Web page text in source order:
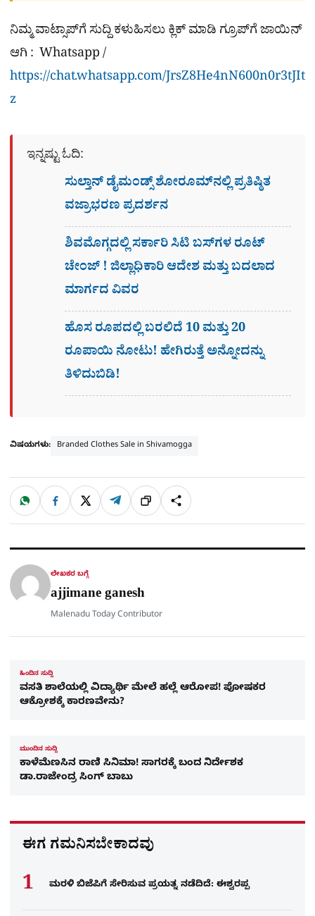
ನಿಮ್ಮ ವಾಟ್ಸಾಪ್​ಗೆ ಸುದ್ದಿ ಕಳುಹಿಸಲು ಕ್ಲಿಕ್​ ಮಾಡಿ ಗ್ರೂಪ್​ಗೆ ಜಾಯಿನ್
ಆಗಿ : Whatsapp /
https://chat.whatsapp.com/JrsZ8He4nN600n0r3tJIt
z
ಇನ್ನಷ್ಟು ಓದಿ:
ಸುಲ್ತಾನ್ ಡೈಮಂಡ್ಸ್ ಶೋರೂಮ್‌ನಲ್ಲಿ ಪ್ರತಿಷ್ಠಿತ
ವಜ್ರಾಭರಣ ಪ್ರದರ್ಶನ
ಶಿವಮೊಗ್ಗದಲ್ಲಿ ಸರ್ಕಾರಿ ಸಿಟಿ ಬಸ್​ಗಳ ರೂಟ್
ಚೇಂಜ್ ! ಜಿಲ್ಲಾಧಿಕಾರಿ ಆದೇಶ ಮತ್ತು ಬದಲಾದ
ಮಾರ್ಗದ ವಿವರ
ಹೊಸ ರೂಪದಲ್ಲಿ ಬರಲಿದೆ 10 ಮತ್ತು 20
ರೂಪಾಯಿ ನೋಟು! ಹೇಗಿರುತ್ತೆ ಅನ್ನೋದನ್ನು
ತಿಳಿದುಬಿಡಿ!
ವಿಷಯಗಳು: Branded Clothes Sale in Shivamogga
ಹಂಚಿಕೊಳ್ಳಿ
W
a
t
p
F
c
e
o
X T
l
e
a
ಲಿಂ
ಕ್
S
h
a
ಲೇಖಕರ ಬಗ್ಗೆ
ajjimane ganesh
Malenadu Today Contributor
ಹಿಂದಿನ ಸುದ್ದಿ
ವಸತಿ ಶಾಲೆಯಲ್ಲಿ ವಿದ್ಯಾರ್ಥಿ ಮೇಲೆ ಹಲ್ಲೆ ಆರೋಪ! ಪೋಷಕರ
ಆಕ್ರೋಶಕ್ಕೆ ಕಾರಣವೇನು?
ಮುಂದಿನ ಸುದ್ದಿ
ಕಾಳೆಮೆಣಸಿನ ರಾಣಿ ಸಿನಿಮಾ! ಸಾಗರಕ್ಕೆ ಬಂದ ನಿರ್ದೇಶಕ
ಡಾ.ರಾಜೇಂದ್ರ ಸಿಂಗ್ ಬಾಬು
ಈಗ ಗಮನಿಸಬೇಕಾದವು
ಮರಳಿ ಬಿಜೆಪಿಗೆ ಸೇರಿಸುವ ಪ್ರಯತ್ನ ನಡೆದಿದೆ: ಈಶ್ವರಪ್ಪ